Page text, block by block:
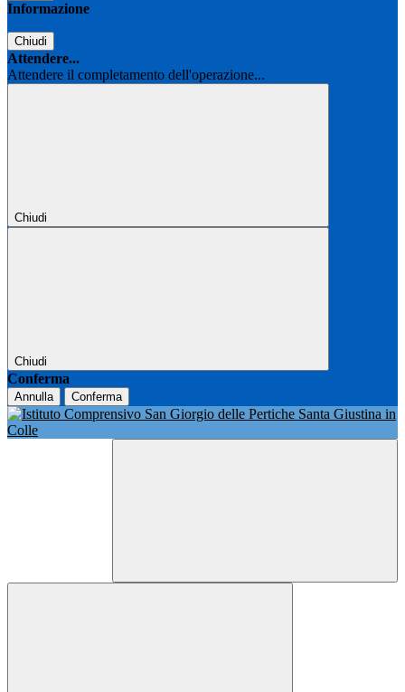
Informazione
Chiudi
Attendere...
Attendere il completamento dell'operazione...
Chiudi
Chiudi
Conferma
Annulla Conferma